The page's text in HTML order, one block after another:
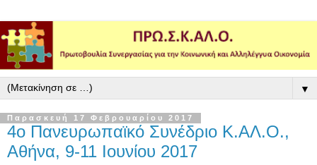
▼
Παρασκευή 17 Φεβρουαρίου 2017
4ο Πανευρωπαϊκό Συνέδριο Κ.ΑΛ.Ο.,
Αθήνα, 9-11 Ιουνίου 2017